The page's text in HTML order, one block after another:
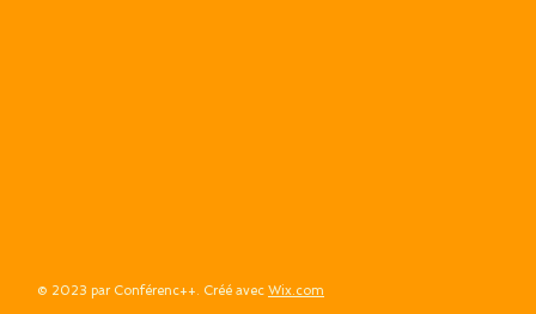
© 2023 par Conférenc++. Créé avec Wix.com